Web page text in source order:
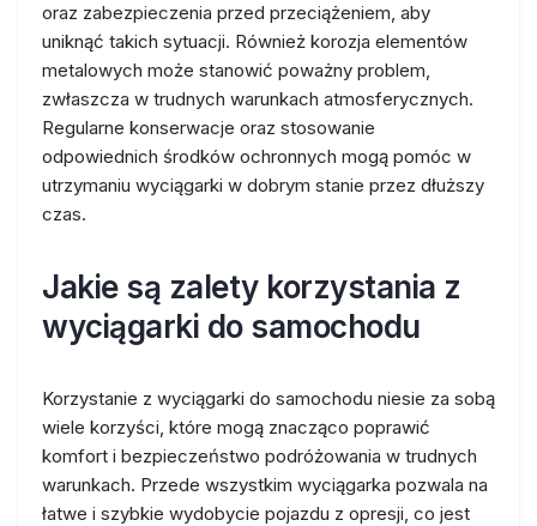
oraz zabezpieczenia przed przeciążeniem, aby
uniknąć takich sytuacji. Również korozja elementów
metalowych może stanowić poważny problem,
zwłaszcza w trudnych warunkach atmosferycznych.
Regularne konserwacje oraz stosowanie
odpowiednich środków ochronnych mogą pomóc w
utrzymaniu wyciągarki w dobrym stanie przez dłuższy
czas.
Jakie są zalety korzystania z
wyciągarki do samochodu
Korzystanie z wyciągarki do samochodu niesie za sobą
wiele korzyści, które mogą znacząco poprawić
komfort i bezpieczeństwo podróżowania w trudnych
warunkach. Przede wszystkim wyciągarka pozwala na
łatwe i szybkie wydobycie pojazdu z opresji, co jest